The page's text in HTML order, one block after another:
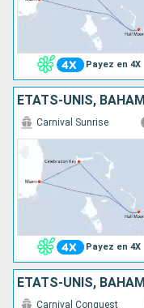
Payez en 4X
ÉTATS-UNIS,
Payez en 4X
Carnival Sunrise
ÉTATS-UNIS,
Carnival Conquest